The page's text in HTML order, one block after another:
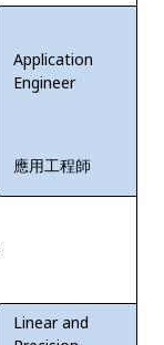
Application
Engineer
應用工程師
Linear and